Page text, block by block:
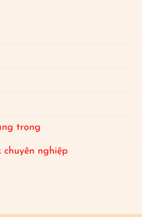
trọng
chuyên nghiệp